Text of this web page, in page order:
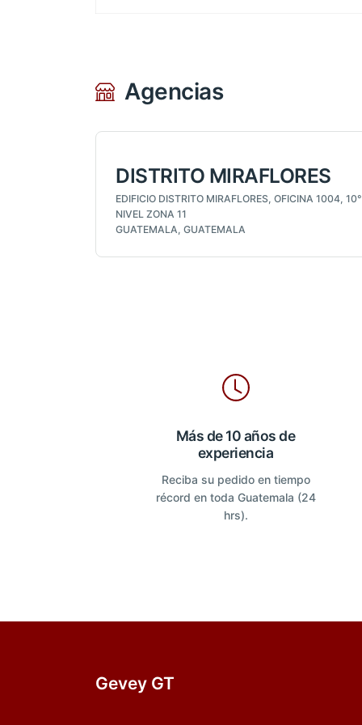
Agencias
DISTRITO MIRAFLORES
EDIFICIO DISTRITO MIRAFLORES, OFICINA 1004, 10°
NIVEL ZONA 11
GUATEMALA, GUATEMALA
Más de 10 años de
experiencia
Reciba su pedido en tiempo
récord en toda Guatemala (24
hrs).
Gevey GT